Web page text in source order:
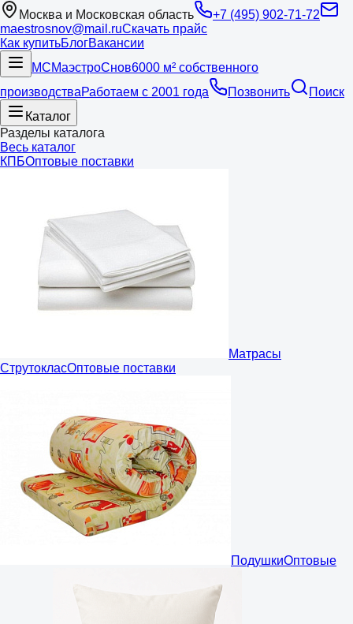
Москва и Московская область
+7 (495) 902-71-72
maestrosnov@mail.ruСкачать прайс
Как купитьБлогВакансии
МСМаэстроСнов6000 м² собственного
производстваРаботаем с 2001 года Позвонить
Поиск
Каталог
Разделы каталога
Весь каталог
КПБОптовые поставки
Матрасы
СтрутокласОптовые поставки
ПодушкиОптовые